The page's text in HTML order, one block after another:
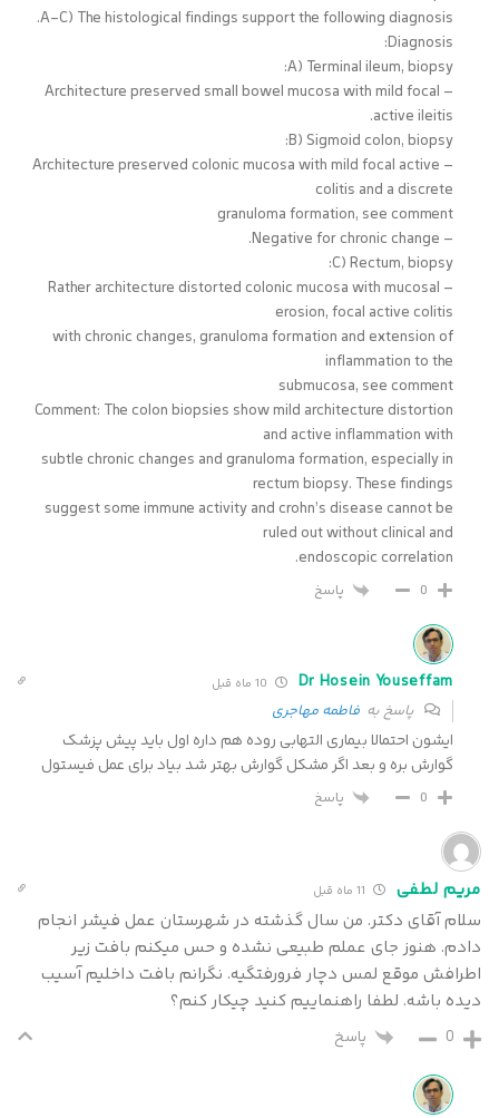
A-C) The histological findings support the following diagnosis.
Diagnosis:
A) Terminal ileum, biopsy:
– Architecture preserved small bowel mucosa with mild focal
active ileitis.
B) Sigmoid colon, biopsy:
– Architecture preserved colonic mucosa with mild focal active
colitis and a discrete
granuloma formation, see comment
– Negative for chronic change.
C) Rectum, biopsy:
– Rather architecture distorted colonic mucosa with mucosal
erosion, focal active colitis
with chronic changes, granuloma formation and extension of
inflammation to the
submucosa, see comment
Comment: The colon biopsies show mild architecture distortion
and active inflammation with
subtle chronic changes and granuloma formation, especially in
rectum biopsy. These findings
suggest some immune activity and crohn’s disease cannot be
ruled out without clinical and
endoscopic correlation.
0 پاسخ
Dr Hosein Youseffam
پاسخ به فاطمه مهاجری
ایشون احتمالا بیماری التهابی روده هم داره اول باید پیش پزشک
گوارش بره و بعد اگر مشکل گوارش بهتر شد بیاد برای عمل فیستول
0 پاسخ
مریم لطفی
سلام آقای دکتر. من سال گذشته در شهرستان عمل فیشر انجام
دادم. هنوز جای عملم طبیعی نشده و حس میکنم بافت زیر
اطرافش موقع لمس دچار فرورفتگیه. نگرانم بافت داخلیم آسیب
دیده باشه. لطفا راهنماییم کنید چیکار کنم؟
0 پاسخ